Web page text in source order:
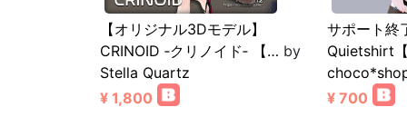
【オリジナル3Dモデル】
CRINOID ‐クリノイド‐ 【… by
Stella Quartz
¥ 1,800
サポート終
Quietshirt
¥ 700